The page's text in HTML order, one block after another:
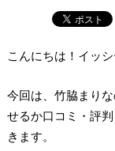
こんにちは！イッシ
今回は、竹脇まり
せるか口コミ・評
きます。